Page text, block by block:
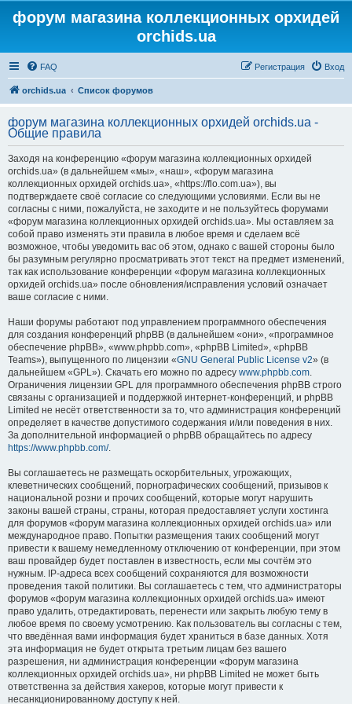
форум магазина коллекционных орхидей
orchids.ua
FAQ Вход
Регистрация
orchids.ua Список форумов
форум магазина коллекционных орхидей orchids.ua -
Общие правила
Заходя на конференцию «форум магазина коллекционных орхидей
orchids.ua» (в дальнейшем «мы», «наш», «форум магазина
коллекционных орхидей orchids.ua», «https://flo.com.ua»), вы
подтверждаете своё согласие со следующими условиями. Если вы не
согласны с ними, пожалуйста, не заходите и не пользуйтесь форумами
«форум магазина коллекционных орхидей orchids.ua». Мы оставляем за
собой право изменять эти правила в любое время и сделаем всё
возможное, чтобы уведомить вас об этом, однако с вашей стороны было
бы разумным регулярно просматривать этот текст на предмет изменений,
так как использование конференции «форум магазина коллекционных
орхидей orchids.ua» после обновления/исправления условий означает
ваше согласие с ними.
Наши форумы работают под управлением программного обеспечения
для создания конференций phpBB (в дальнейшем «они», «программное
обеспечение phpBB», «www.phpbb.com», «phpBB Limited», «phpBB
Teams»), выпущенного по лицензии «GNU General Public License v2» (в
дальнейшем «GPL»). Скачать его можно по адресу www.phpbb.com.
Ограничения лицензии GPL для программного обеспечения phpBB строго
связаны с организацией и поддержкой интернет-конференций, и phpBB
Limited не несёт ответственности за то, что администрация конференций
определяет в качестве допустимого содержания и/или поведения в них.
За дополнительной информацией о phpBB обращайтесь по адресу
https://www.phpbb.com/.
Вы соглашаетесь не размещать оскорбительных, угрожающих,
клеветнических сообщений, порнографических сообщений, призывов к
национальной розни и прочих сообщений, которые могут нарушить
законы вашей страны, страны, которая предоставляет услуги хостинга
для форумов «форум магазина коллекционных орхидей orchids.ua» или
международное право. Попытки размещения таких сообщений могут
привести к вашему немедленному отключению от конференции, при этом
ваш провайдер будет поставлен в известность, если мы сочтём это
нужным. IP-адреса всех сообщений сохраняются для возможности
проведения такой политики. Вы соглашаетесь с тем, что администраторы
форумов «форум магазина коллекционных орхидей orchids.ua» имеют
право удалить, отредактировать, перенести или закрыть любую тему в
любое время по своему усмотрению. Как пользователь вы согласны с тем,
что введённая вами информация будет храниться в базе данных. Хотя
эта информация не будет открыта третьим лицам без вашего
разрешения, ни администрация конференции «форум магазина
коллекционных орхидей orchids.ua», ни phpBB Limited не может быть
ответственна за действия хакеров, которые могут привести к
несанкционированному доступу к ней.